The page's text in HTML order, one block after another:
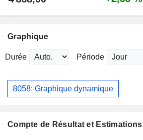
Graphique
Durée Période
8058: Graphique dynamique
Compte de Résultat et Estimations